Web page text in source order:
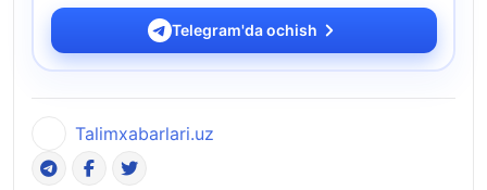
Telegram'da ochish
Talimxabarlari.uz